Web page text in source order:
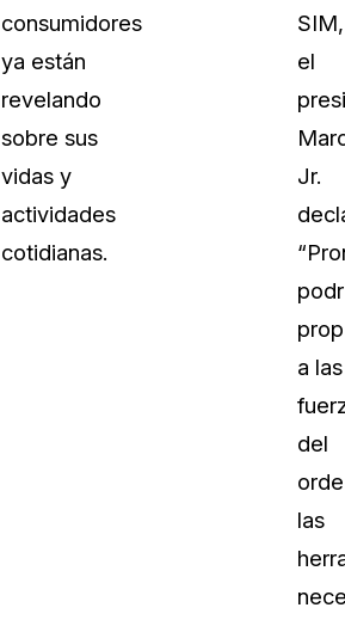
consumidores
ya están
revelando
sobre sus
vidas y
actividades
cotidianas.
SIM,
el
Jr.
a las
del
las